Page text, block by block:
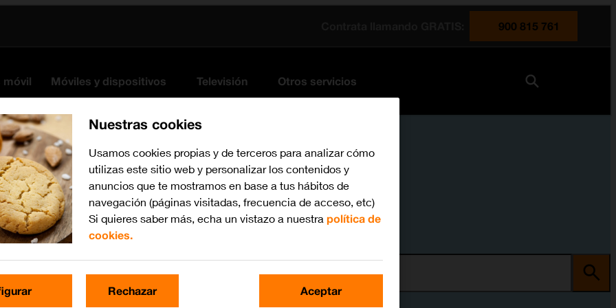
900 815 761
móvil Móviles y dispositivos Televisión Otros servicios
Busca por problema o tema
Nuestras cookies
Usamos cookies propias y de terceros para analizar cómo
utilizas este sitio web y personalizar los contenidos y
anuncios que te mostramos en base a tus hábitos de
navegación (páginas visitadas, frecuencia de acceso, etc)
Si quieres saber más, echa un vistazo a nuestra política de
cookies.
Rechazar Aceptar